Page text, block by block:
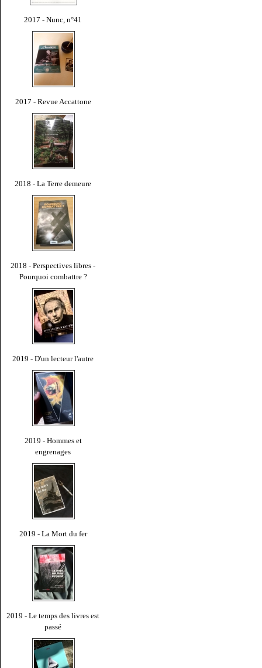
2017 - Nunc, n°41
2017 - Revue Accattone
2018 - La Terre demeure
2018 - Perspectives libres -
Pourquoi combattre ?
2019 - D'un lecteur l'autre
2019 - Hommes et
engrenages
2019 - La Mort du fer
2019 - Le temps des livres est
passé